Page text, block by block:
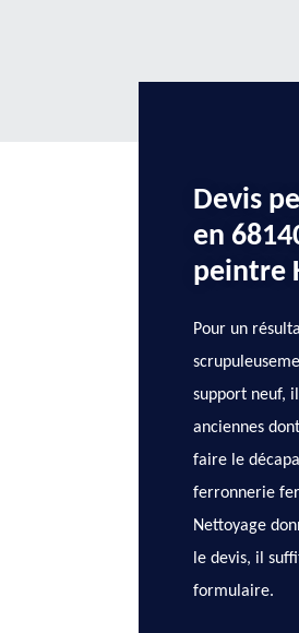
Devis
en
peintre
Pour un
support neuf,
anciennes
faire le
ferronnerie
Nettoyage
le devis, il
formulaire.